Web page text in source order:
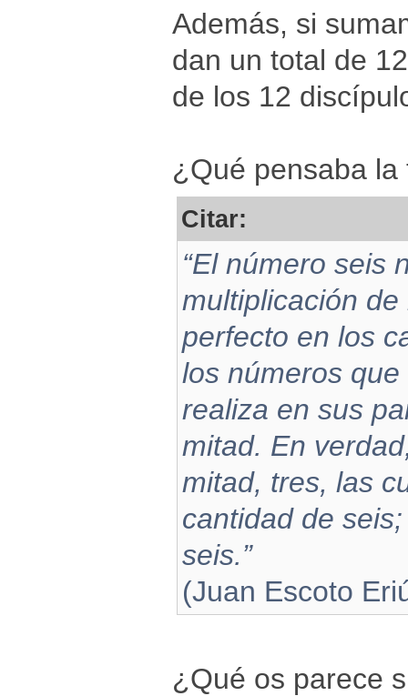
Además, si
dan un total de
de los 12
¿Qué pensaba
Citar:
“El número seis
multiplicación
perfecto en los
los números
realiza en sus
mitad. En
mitad, tres, las
cantidad de
seis.”
(Juan Escoto
¿Qué os parece